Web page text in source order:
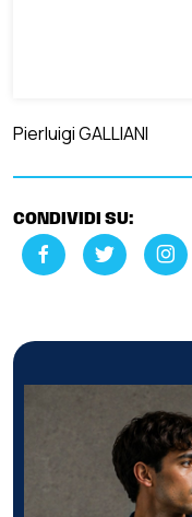
Pierluigi GALLIANI
CONDIVIDI SU: